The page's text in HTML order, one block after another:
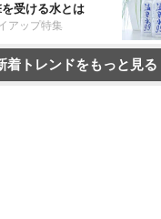
受ける水とは
アップ特集
着トレンドをもっと見る